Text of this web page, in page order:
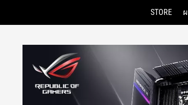
Accessibility links
STORE